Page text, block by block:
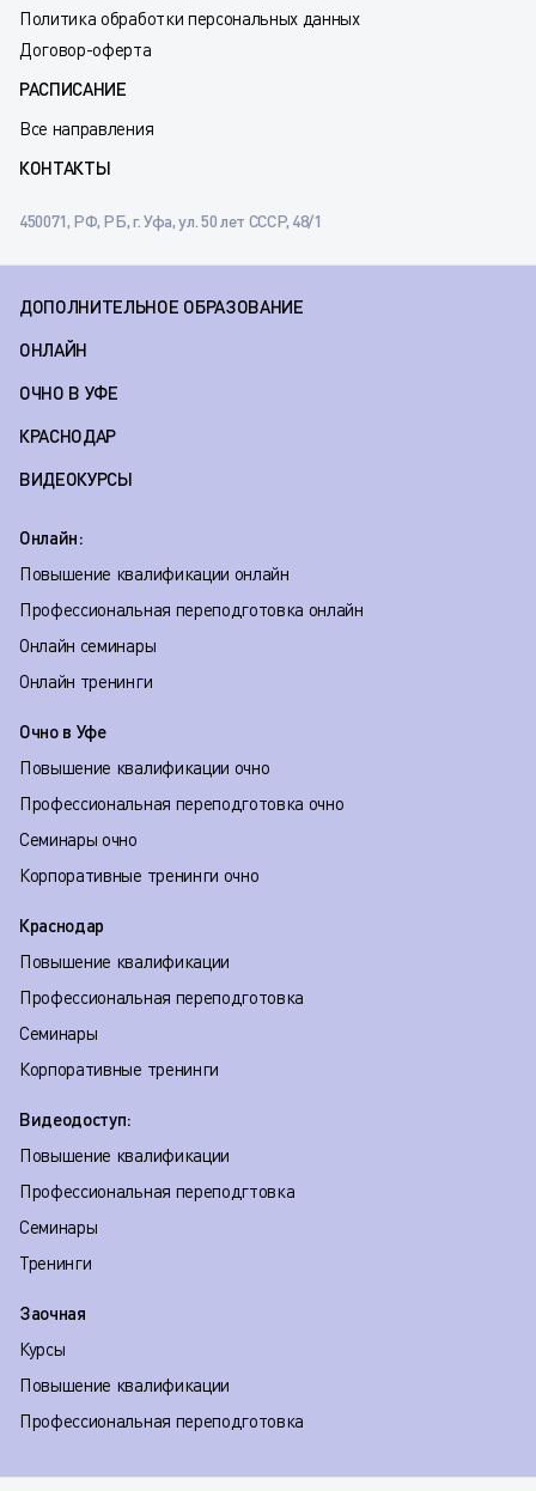
Политика обработки персональных данных
Договор-оферта
РАСПИСАНИЕ
Все направления
КОНТАКТЫ
450071, РФ, РБ, г. Уфа, ул. 50 лет СССР, 48/1
ДОПОЛНИТЕЛЬНОЕ ОБРАЗОВАНИЕ
ОНЛАЙН
ОЧНО В УФЕ
КРАСНОДАР
ВИДЕОКУРСЫ
Онлайн:
Повышение квалификации онлайн
Профессиональная переподготовка онлайн
Онлайн семинары
Онлайн тренинги
Очно в Уфе
Повышение квалификации очно
Профессиональная переподготовка очно
Семинары очно
Корпоративные тренинги очно
Краснодар
Повышение квалификации
Профессиональная переподготовка
Семинары
Корпоративные тренинги
Видеодоступ:
Повышение квалификации
Профессиональная переподгтовка
Семинары
Тренинги
Заочная
Курсы
Повышение квалификации
Профессиональная переподготовка